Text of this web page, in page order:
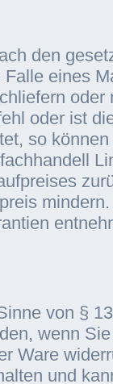
den
eines
oder
oder ist
so
von §
wenn
Ware
und